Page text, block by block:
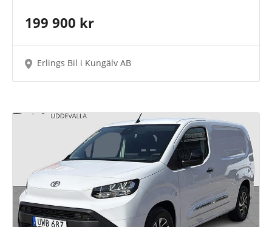
199 900 kr
Erlings Bil i Kungälv AB